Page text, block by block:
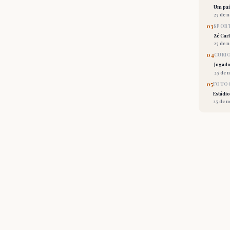
Um
25 de
03
Zé
25 de
04
25 de
05
25 de